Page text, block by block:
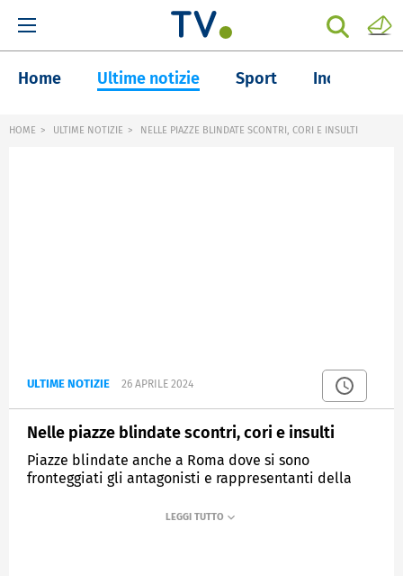
Home Ultime notizie Sport Inchieste
HOME ULTIME NOTIZIE NELLE PIAZZE BLINDATE SCONTRI, CORI E INSULTI
ULTIME NOTIZIE 26 APRILE 2024
Nelle piazze blindate scontri, cori e insulti
Piazze blindate anche a Roma dove si sono
fronteggiati gli antagonisti e rappresentanti della